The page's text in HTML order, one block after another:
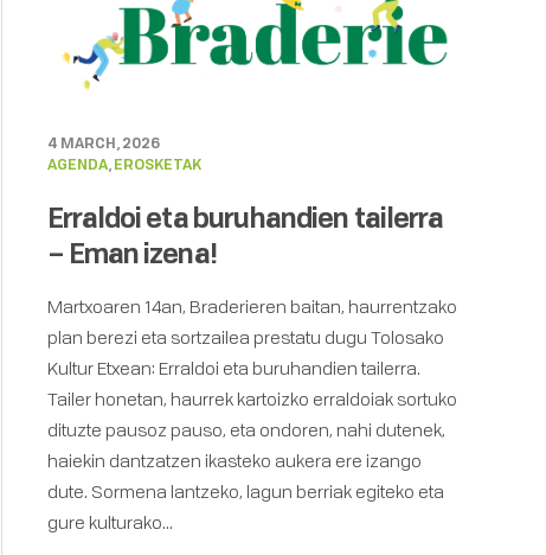
4 MARCH, 2026
AGENDA,EROSKETAK
Erraldoi eta buruhandien tailerra
– Eman izena!
Martxoaren 14an, Braderieren baitan, haurrentzako
plan berezi eta sortzailea prestatu dugu Tolosako
Kultur Etxean: Erraldoi eta buruhandien tailerra.
Tailer honetan, haurrek kartoizko erraldoiak sortuko
dituzte pausoz pauso, eta ondoren, nahi dutenek,
haiekin dantzatzen ikasteko aukera ere izango
dute. Sormena lantzeko, lagun berriak egiteko eta
gure kulturako...